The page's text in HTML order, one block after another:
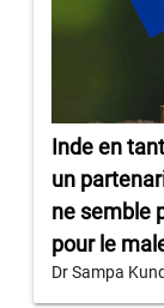
Inde en
un
ne semble
pour le
Dr Sampa